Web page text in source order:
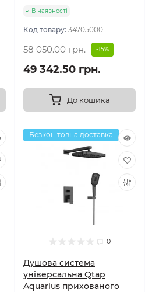
В наявності
Код товару: 34705000
58 050.00 грн. -15%
49 342.50 грн.
До кошика
Безкоштовна доставка
0
Душова система
універсальна Qtap
Aquarius прихованого